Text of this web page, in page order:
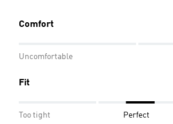
Comfort
Uncomfortable
Fit
Too tight Perfect